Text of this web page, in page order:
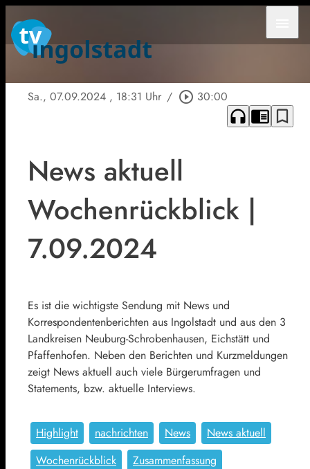
Sa., 07.09.2024 , 18:31 Uhr / play_circle_outline 30:00
headphones chrome_reader_mode bookmark_border
News aktuell
Wochenrückblick |
7.09.2024
Es ist die wichtigste Sendung mit News und
Korrespondentenberichten aus Ingolstadt und aus den 3
Landkreisen Neuburg-Schrobenhausen, Eichstätt und
Pfaffenhofen. Neben den Berichten und Kurzmeldungen
zeigt News aktuell auch viele Bürgerumfragen und
Statements, bzw. aktuelle Interviews.
Highlight nachrichten News
News aktuell
Wochenrückblick
Zusammenfassung